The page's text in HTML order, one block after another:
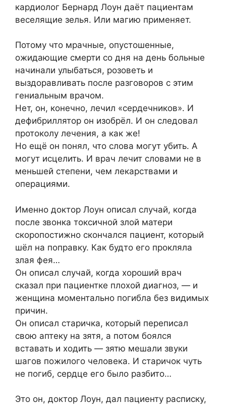
кардиолог Бернард Лоун даёт пациентам
веселящие зелья. Или магию применяет.
Потому что мрачные, опустошенные,
ожидающие смерти со дня на день больные
начинали улыбаться, розоветь и
выздоравливать после разговоров с этим
гениальным врачом.
Нет, он, конечно, лечил «сердечников». И
дефибриллятор он изобрёл. И он следовал
протоколу лечения, а как же!
Но ещё он понял, что слова могут убить. А
могут исцелить. И врач лечит словами не в
меньшей степени, чем лекарствами и
операциями.
Именно доктор Лоун описал случай, когда
после звонка токсичной злой матери
скоропостижно скончался пациент, который
шёл на поправку. Как будто его прокляла
злая фея…
Он описал случай, когда хороший врач
сказал при пациентке плохой диагноз, — и
женщина моментально погибла без видимых
причин.
Он описал старичка, который переписал
свою аптеку на зятя, а потом боялся
вставать и ходить — зятю мешали звуки
шагов пожилого человека. И старичок чуть
не погиб, сердце его было разбито…
Это он, доктор Лоун, дал пациенту расписку,